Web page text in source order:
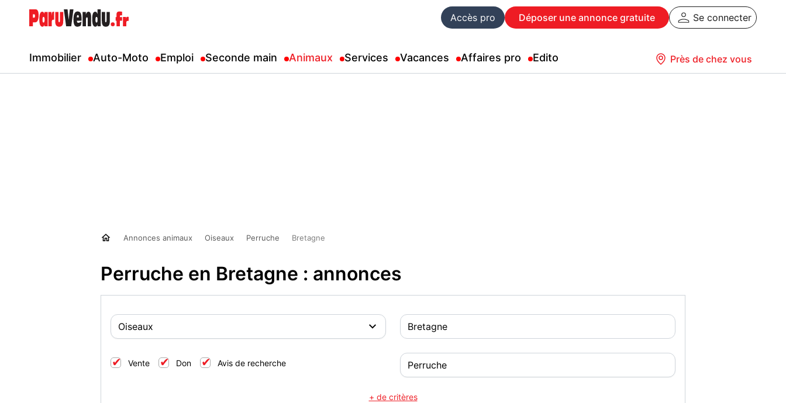
Accès pro Déposer une annonce gratuite Se connecter
Immobilier Auto-Moto Emploi Seconde main Animaux Services Vacances Affaires pro Edito Près de chez vous
Annonces animaux Oiseaux Perruche Bretagne
Perruche en Bretagne : annonces
Vente Don Avis de recherche
+ de critères